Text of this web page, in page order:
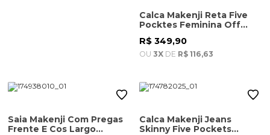
Calca Makenji Reta Five
Pocktes Feminina Off
R$ 349,90
OU 3X DE R$ 116,63
Saia Makenji Com Pregas
Frente E Cos Largo
Calca Makenji Jeans
Skinny Five Pockets